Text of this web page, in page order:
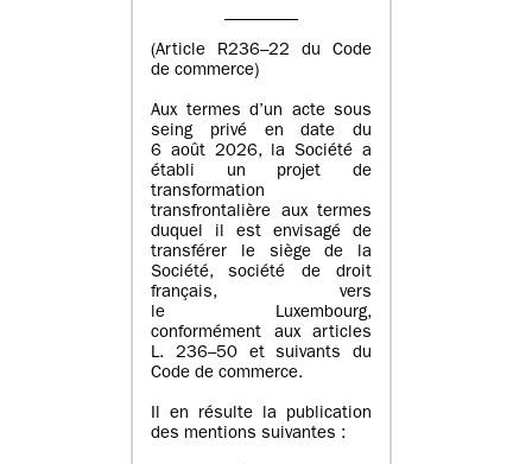
(Article R236–22 du Code
de commerce)
Aux termes d’un acte sous
seing privé en date du
6 août 2026, la Société a
établi un projet de
transformation
transfrontalière aux termes
duquel il est envisagé de
transférer le siège de la
Société, société de droit
français, vers
le Luxembourg,
conformément aux articles
L. 236–50 et suivants du
Code de commerce.
Il en résulte la publication
des mentions suivantes :